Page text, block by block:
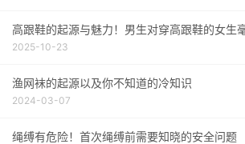
高跟鞋的起源与魅力！男生对穿高跟鞋的女生
2025-10-23
渔网袜的起源以及你不知道的冷知识
2024-03-07
绳缚有危险！首次绳缚前需要知晓的安全问题